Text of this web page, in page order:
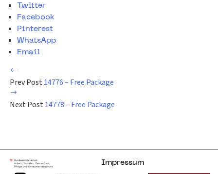
Twitter
Facebook
Pinterest
WhatsApp
Email
Prev Post 14776 – Free Package
Next Post 14778 – Free Package
Impressum